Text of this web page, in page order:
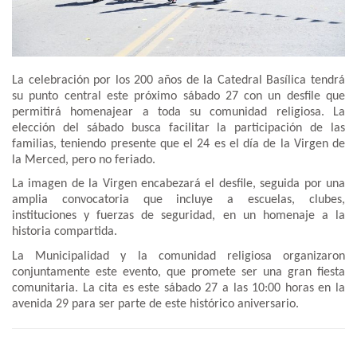
La celebración por los 200 años de la Catedral Basílica tendrá
su punto central este próximo sábado 27 con un desfile que
permitirá homenajear a toda su comunidad religiosa. La
elección del sábado busca facilitar la participación de las
familias, teniendo presente que el 24 es el día de la Virgen de
la Merced, pero no feriado.
La imagen de la Virgen encabezará el desfile, seguida por una
amplia convocatoria que incluye a escuelas, clubes,
instituciones y fuerzas de seguridad, en un homenaje a la
historia compartida.
La Municipalidad y la comunidad religiosa organizaron
conjuntamente este evento, que promete ser una gran fiesta
comunitaria. La cita es este sábado 27 a las 10:00 horas en la
avenida 29 para ser parte de este histórico aniversario.